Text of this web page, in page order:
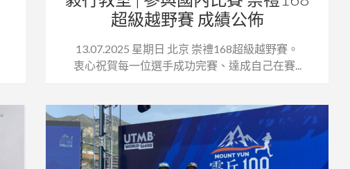
超級越野賽 成績公佈
13.07.2025 星期日 北京 崇禮168超級越野賽。
衷心祝賀每一位選手成功完賽、達成自己在賽...